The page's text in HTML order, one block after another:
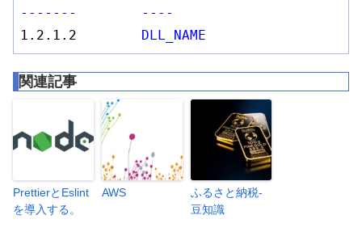
-------
----
1 .2 .1 .2 DLL_NAME
関連記事
PrettierとEslint
を導入する。
AWS
ふるさと納税-
豆知識